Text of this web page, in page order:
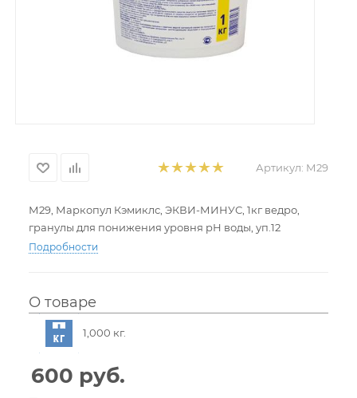
Артикул: М29
М29, Маркопул Кэмиклс, ЭКВИ-МИНУС, 1кг ведро,
гранулы для понижения уровня рН воды, уп.12
Подробности
О товаре
1,000 кг.
600 руб.